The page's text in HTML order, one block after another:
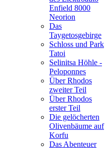
Enfield 8000
Neorion
Das
Taygetosgebirge
Schloss und Park
Tatoi
Selinitsa Höhle -
Peloponnes
Über Rhodos
zweiter Teil
Über Rhodos
erster Teil
Die gelöcherten
Olivenbäume auf
Korfu
Das Abenteuer